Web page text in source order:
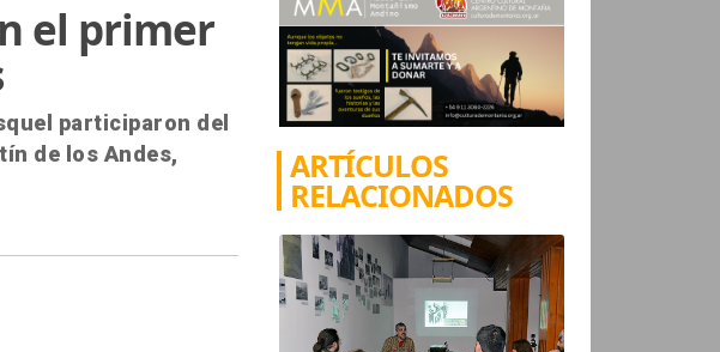
el primer
participaron del
de los Andes,
ARTÍCULOS
RELACIONADOS